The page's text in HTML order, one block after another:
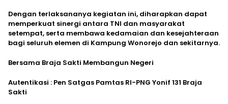
Dengan terlaksananya kegiatan ini, diharapkan dapat
memperkuat sinergi antara TNI dan masyarakat
setempat, serta membawa kedamaian dan kesejahteraan
bagi seluruh elemen di Kampung Wonorejo dan sekitarnya.
Bersama Braja Sakti Membangun Negeri
Autentikasi : Pen Satgas Pamtas RI-PNG Yonif 131 Braja
Sakti